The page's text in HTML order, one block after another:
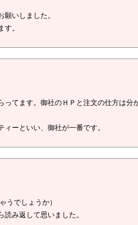
いしました。
。
てます。御社のＨＰと注文の仕方は分
ーといい、御社が一番です。
うでしょうか）
み返して思いました。